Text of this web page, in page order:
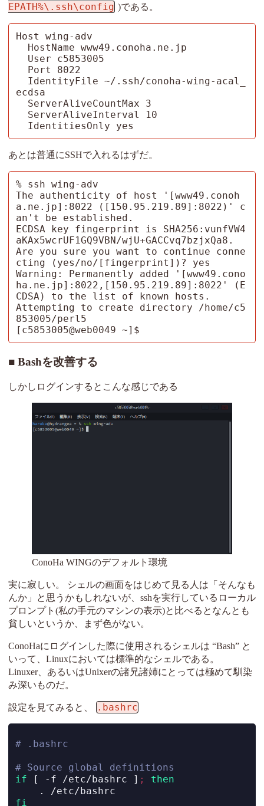
EPATH%\.ssh\config )である。
Host wing-adv
ecdsa
  IdentitiesOnly yes
あとは普通にSSHで入れるはずだ。
% ssh wing-adv
The authenticity of host '[www49.conoh
a.ne.jp]:8022 ([150.95.219.89]:8022)' c
an't be established.
ECDSA key fingerprint is SHA256:vunfVW4
aKAx5wcrUF1GQ9VBN/wjU+GACCvq7bzjxQa8.
Are you sure you want to continue conne
cting (yes/no/[fingerprint])? yes
Warning: Permanently added '[www49.cono
ha.ne.jp]:8022,[150.95.219.89]:8022' (E
CDSA) to the list of known hosts.
Attempting to create directory /home/c5
853005/perl5
[c5853005@web0049 ~]$
Bashを改善する
しかしログインするとこんな感じである
ConoHa WINGのデフォルト環境
実に寂しい。 シェルの画面をはじめて見る人は「そんなも
んか」と思うかもしれないが、sshを実行しているローカル
プロンプト(私の手元のマシンの表示)と比べるとなんとも
貧しいというか、まず色がない。
ConoHaにログインした際に使用されるシェルは “Bash” と
いって、Linuxにおいては標準的なシェルである。
Linuxer、あるいはUnixerの諸兄諸姉にとっては極めて馴染
み深いものだ。
設定を見てみると、 .bashrc
# .bashrc
# Source global definitions
if
[ -f /etc/bashrc ] ;
then
.
/etc/bashrc
fi